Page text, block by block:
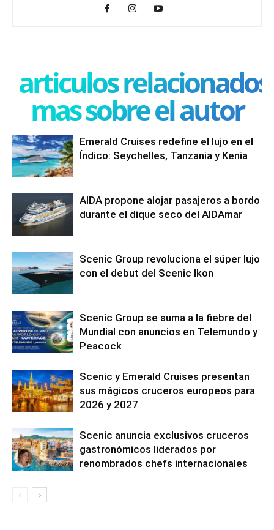
articulos relacionados
mas sobre el autor
Emerald Cruises redefine el lujo en el
Índico: Seychelles, Tanzania y Kenia
AIDA propone alojar pasajeros a bordo
durante el dique seco del AIDAmar
Scenic Group revoluciona el súper lujo
con el debut del Scenic Ikon
Scenic Group se suma a la fiebre del
Mundial con anuncios en Telemundo y
Peacock
Scenic y Emerald Cruises presentan
sus mágicos cruceros europeos para
2026 y 2027
Scenic anuncia exclusivos cruceros
gastronómicos liderados por
renombrados chefs internacionales